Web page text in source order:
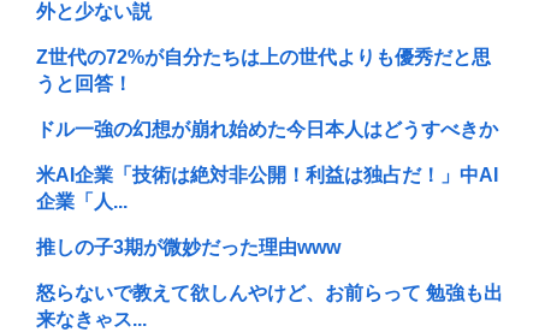
外と少ない説
Z世代の72%が自分たちは上の世代よりも優秀だと思
うと回答！
ドル一強の幻想が崩れ始めた今日本人はどうすべきか
米AI企業「技術は絶対非公開！利益は独占だ！」中AI
企業「人...
推しの子3期が微妙だった理由www
怒らないで教えて欲しんやけど、お前らって 勉強も出
来なきゃス...